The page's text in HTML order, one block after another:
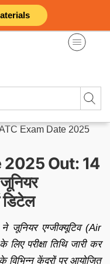
Exam Date 2025
2025 Out: 14
डिटेल
जूनियर एग्जीक्यूटिव (Air
परीक्षा तिथि जारी कर
विभिन्न केंद्रों पर आयोजित